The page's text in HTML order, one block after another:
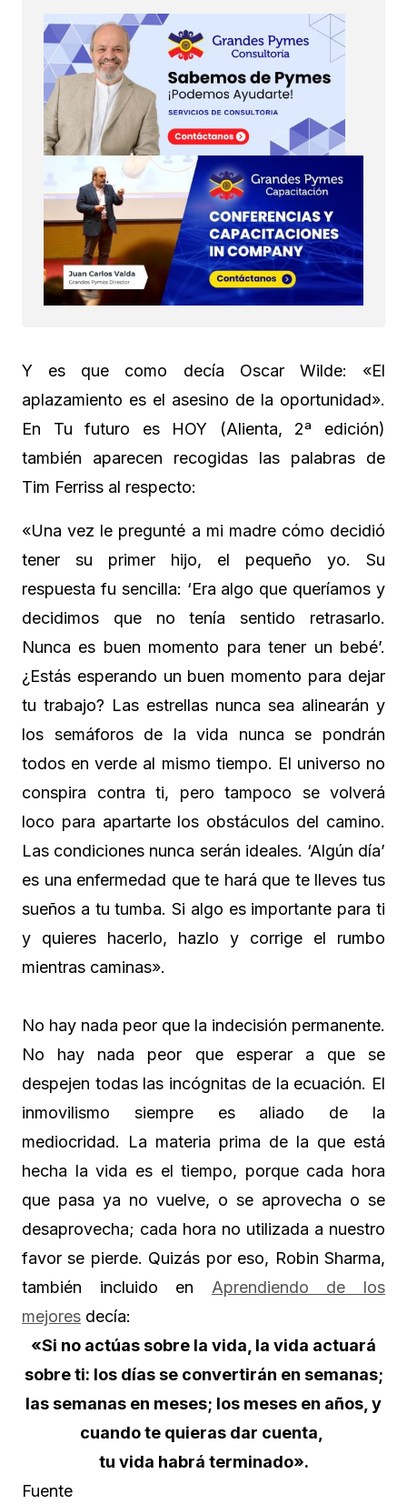
Y es que como decía Oscar Wilde: «El
aplazamiento es el asesino de la oportunidad».
En Tu futuro es HOY (Alienta, 2ª edición)
también aparecen recogidas las palabras de
Tim Ferriss al respecto:
«Una vez le pregunté a mi madre cómo decidió
tener su primer hijo, el pequeño yo. Su
respuesta fu sencilla: ‘Era algo que queríamos y
decidimos que no tenía sentido retrasarlo.
Nunca es buen momento para tener un bebé’.
¿Estás esperando un buen momento para dejar
tu trabajo? Las estrellas nunca sea alinearán y
los semáforos de la vida nunca se pondrán
todos en verde al mismo tiempo. El universo no
conspira contra ti, pero tampoco se volverá
loco para apartarte los obstáculos del camino.
Las condiciones nunca serán ideales. ‘Algún día’
es una enfermedad que te hará que te lleves tus
sueños a tu tumba. Si algo es importante para ti
y quieres hacerlo, hazlo y corrige el rumbo
mientras caminas».
No hay nada peor que la indecisión permanente.
No hay nada peor que esperar a que se
despejen todas las incógnitas de la ecuación. El
inmovilismo siempre es aliado de la
mediocridad. La materia prima de la que está
hecha la vida es el tiempo, porque cada hora
que pasa ya no vuelve, o se aprovecha o se
desaprovecha; cada hora no utilizada a nuestro
favor se pierde. Quizás por eso, Robin Sharma,
también incluido en Aprendiendo de los
mejores decía:
«Si no actúas sobre la vida, la vida actuará
sobre ti: los días se convertirán en semanas;
las semanas en meses; los meses en años, y
cuando te quieras dar cuenta,
tu vida habrá terminado».
Fuente